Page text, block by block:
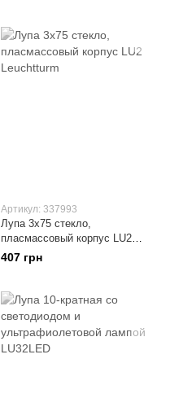
Артикул: 337993
Лупа 3х75 стекло,
пласмассовый корпус LU2
Leuchtturm
407 грн